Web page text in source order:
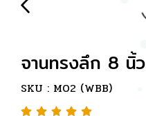
จานทรงลึก 8 นิ้ว
SKU : M02 (WBB)